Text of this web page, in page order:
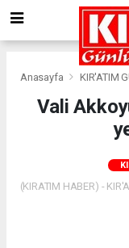
Anasayfa KIR'ATIM
Vali
(KIRATIM HABER) -